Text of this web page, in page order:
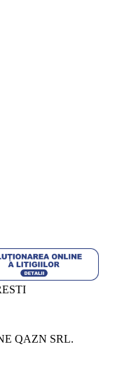
QAZN SRL.